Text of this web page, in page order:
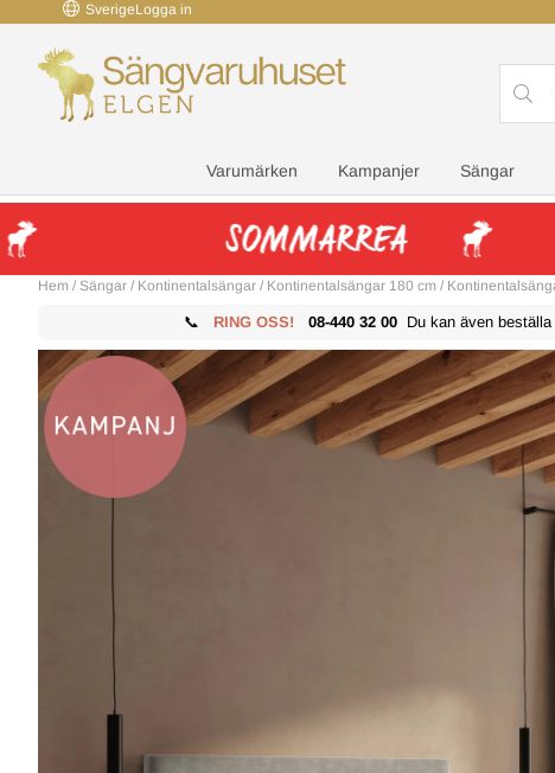
SverigeLogga in
Varumärken Kampanjer Sängar
Hem / Sängar / Kontinentalsängar / Kontinentalsängar 180 cm /
📞 RING OSS! 08-440 32 00 Du kan även